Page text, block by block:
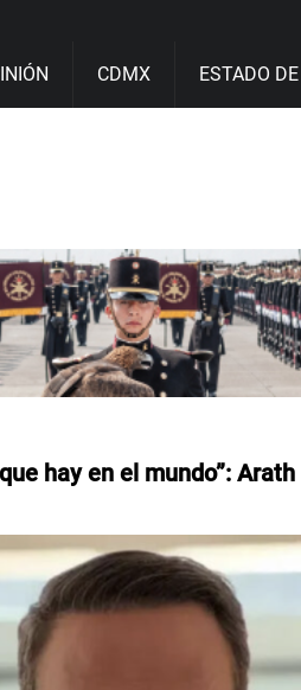
CDMX ESTADO
hay en el mundo”: Arath